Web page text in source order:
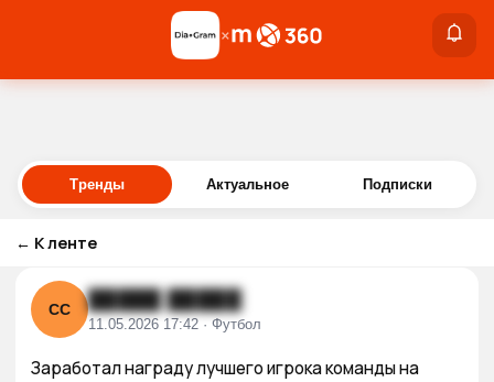
Войти
×
Тренды Актуальное Подписки
← К ленте
СС █████ █████
11.05.2026 17:42 · Футбол
Заработал награду лучшего игрока команды на